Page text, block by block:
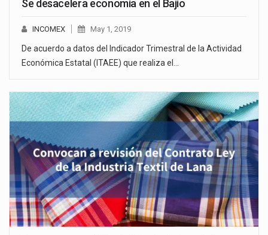
Se desacelera economía en el Bajío
INCOMEX May 1, 2019
De acuerdo a datos del Indicador Trimestral de la Actividad
Económica Estatal (ITAEE) que realiza el…